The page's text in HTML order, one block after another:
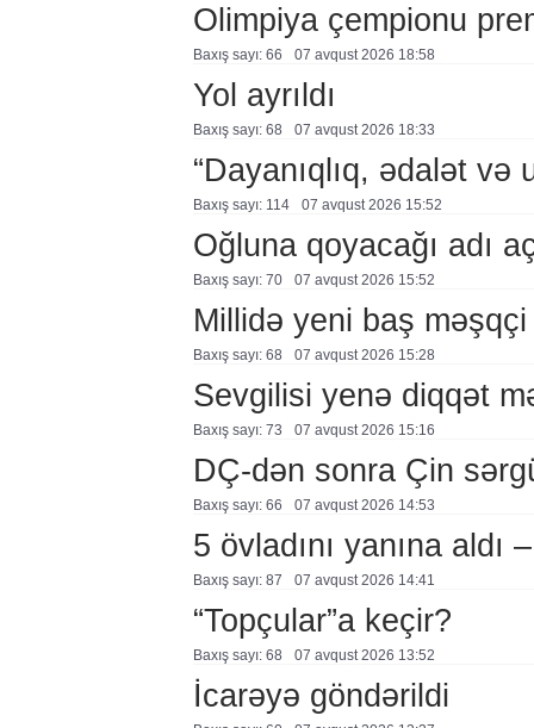
Olimpiya çempionu
Baxış sayı: 66 07 avqust 2026 18:58
Yol ayrıldı
Baxış sayı: 68 07 avqust 2026 18:33
“Dayanıqlıq, ədalət
Baxış sayı: 114 07 avqust 2026 15:52
Oğluna qoyacağı adı
Baxış sayı: 70 07 avqust 2026 15:52
Millidə yeni baş məşqçi
Baxış sayı: 68 07 avqust 2026 15:28
Sevgilisi yenə diqqət
Baxış sayı: 73 07 avqust 2026 15:16
DÇ-dən sonra Çin
Baxış sayı: 66 07 avqust 2026 14:53
5 övladını yanına aldı
Baxış sayı: 87 07 avqust 2026 14:41
“Topçular”a keçir?
Baxış sayı: 68 07 avqust 2026 13:52
İcarəyə göndərildi